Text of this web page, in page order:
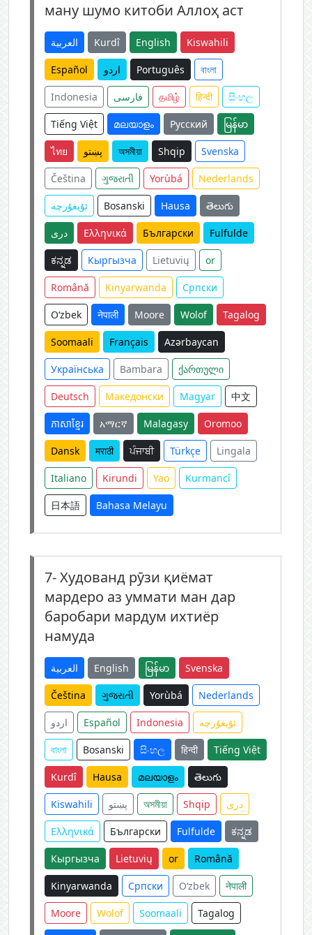
ману шумо китоби Аллоҳ аст
العربية Kurdî English Kiswahili
Español اردو Português বাংলা
Indonesia فارسی தமிழ் हिन्दी සිංහල
Tiếng Việt മലയാളം Русский မြန်မာ
ไทย پښتو অসমীয়া Shqip Svenska
Čeština ગુજરાતી Yorùbá Nederlands
ئۇيغۇرچە Bosanski Hausa తెలుగు
دری Ελληνικά Български Fulfulde
ಕನ್ನಡ Кыргызча Lietuvių or
Română Kinyarwanda Српски
O‘zbek नेपाली Moore Wolof Tagalog
Soomaali Français Azərbaycan
Українська Bambara ქართული
Deutsch Македонски Magyar 中文
ភាសាខ្មែរ አማርኛ Malagasy Oromoo
Dansk मराठी ਪੰਜਾਬੀ Türkçe Lingala
Italiano Kirundi Yao Kurmancî
日本語 Bahasa Melayu
7-Худованд рӯзи қиёмат
мардеро аз уммати ман дар
баробари мардум ихтиёр
намуда
العربية English မြန်မာ Svenska
Čeština ગુજરાતી Yorùbá Nederlands
اردو Español Indonesia ئۇيغۇرچە
বাংলা Bosanski සිංහල हिन्दी Tiếng Việt
Kurdî Hausa മലയാളം తెలుగు
Kiswahili پښتو অসমীয়া Shqip دری
Ελληνικά Български Fulfulde ಕನ್ನಡ
Кыргызча Lietuvių or Română
Kinyarwanda Српски O‘zbek नेपाली
Moore Wolof Soomaali Tagalog